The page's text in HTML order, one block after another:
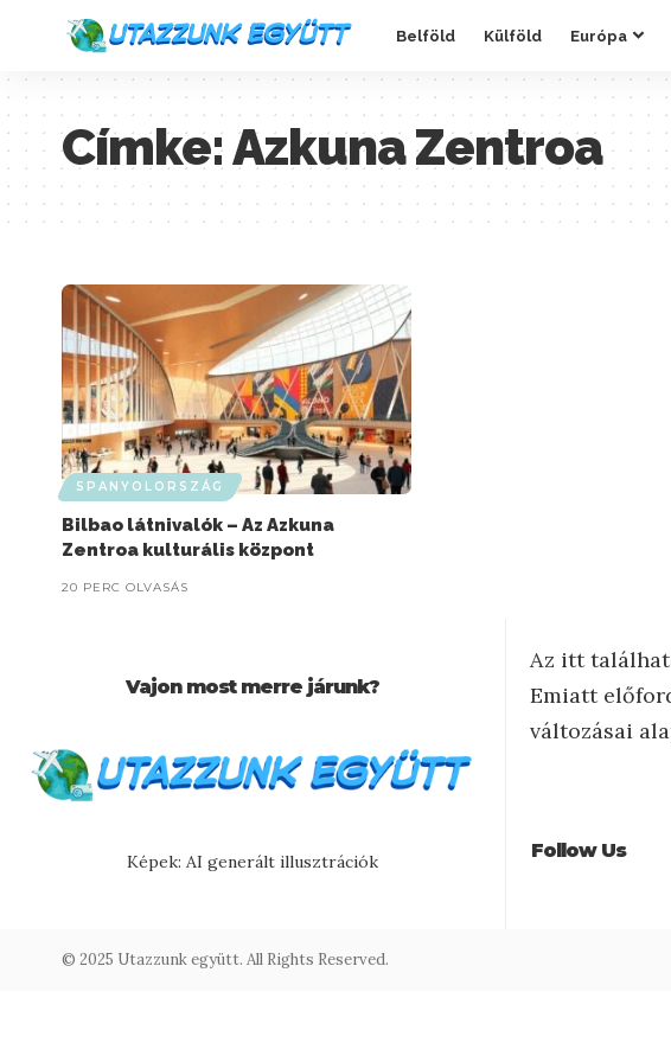
Belföld Külföld Európa
Címke:Azkuna Zentroa
SPANYOLORSZÁG
Bilbao látnivalók – Az Azkuna
Zentroa kulturális központ
20 PERC OLVASÁS
Vajon most merre járunk?
Képek: AI generált illusztrációk
Az itt
Emiatt
változásai
Follow Us
© 2025 Utazzunk együtt. All Rights Reserved.